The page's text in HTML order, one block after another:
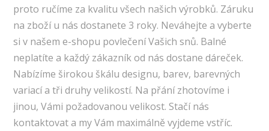
proto ručíme za kvalitu všech našich výrobků. Záruku
na zboží u nás dostanete 3 roky. Neváhejte a vyberte
si v našem e-shopu povlečení Vašich snů. Balné
neplatíte a každý zákazník od nás dostane dáreček.
Nabízíme širokou škálu designu, barev, barevných
variací a tři druhy velikostí. Na přání zhotovíme i
jinou, Vámi požadovanou velikost. Stačí nás
kontaktovat a my Vám maximálně vyjdeme vstříc.